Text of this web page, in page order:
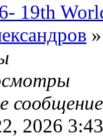
19th
2026